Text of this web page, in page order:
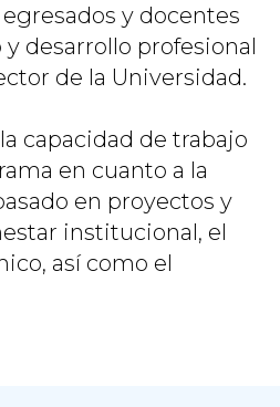
y docentes
desarrollo profesional
de la Universidad.
capacidad de trabajo
en cuanto a la
en proyectos y
institucional, el
así como el